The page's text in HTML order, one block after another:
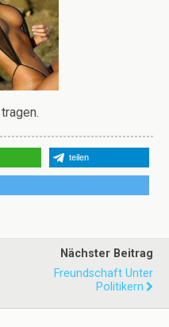
teilen
Nächster Beitrag
Freundschaft Unter
Politikern